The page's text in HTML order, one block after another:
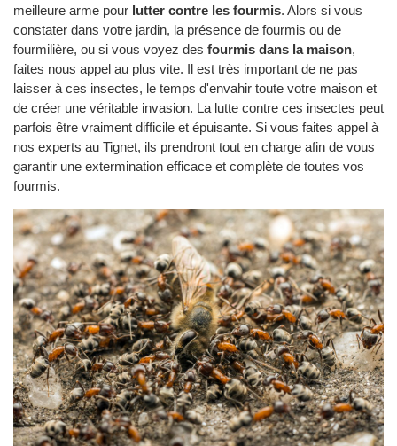
meilleure arme pour lutter contre les fourmis. Alors si vous
constater dans votre jardin, la présence de fourmis ou de
fourmilière, ou si vous voyez des fourmis dans la maison,
faites nous appel au plus vite. Il est très important de ne pas
laisser à ces insectes, le temps d'envahir toute votre maison et
de créer une véritable invasion. La lutte contre ces insectes peut
parfois être vraiment difficile et épuisante. Si vous faites appel à
nos experts au Tignet, ils prendront tout en charge afin de vous
garantir une extermination efficace et complète de toutes vos
fourmis.